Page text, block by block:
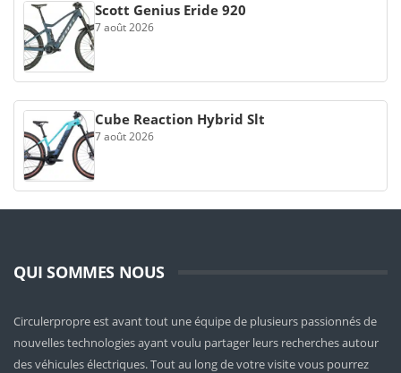
Scott Genius Eride 920
7 août 2026
Cube Reaction Hybrid Slt
7 août 2026
QUI SOMMES NOUS
Circulerpropre est avant tout une équipe de plusieurs passionnés de
nouvelles technologies ayant voulu partager leurs recherches autour
des véhicules électriques. Tout au long de votre visite vous pourrez